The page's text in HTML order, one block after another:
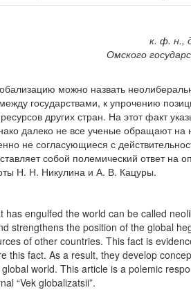
к. ф. н.,
Омского
можно назвать
государствами, к упрочению
других стран. На этот факт
далеко не все ученые обращают на
не согласующиеся с
собой полемический ответ на
Н. Н. Никулина и А. В. Кацуры.
has engulfed the world can be called
strengthens the position of the global
of other countries. This fact is
this fact. As a result, they develop
world. This article is a polemic
“Vek globalizatsii”.